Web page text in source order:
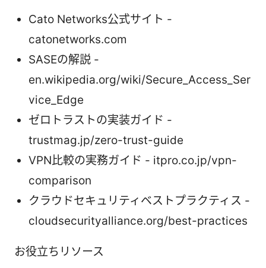
Cato Networks公式サイト -
catonetworks.com
SASEの解説 -
en.wikipedia.org/wiki/Secure_Access_Ser
vice_Edge
ゼロトラストの実装ガイド -
trustmag.jp/zero-trust-guide
VPN比較の実務ガイド - itpro.co.jp/vpn-
comparison
クラウドセキュリティベストプラクティス -
cloudsecurityalliance.org/best-practices
お役立ちリソース